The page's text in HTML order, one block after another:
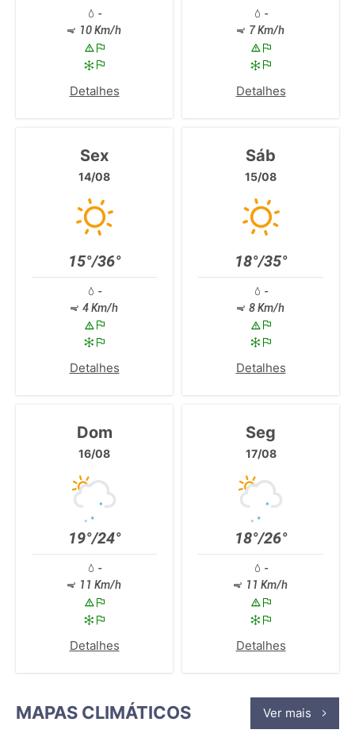
-
10 Km/h
Detalhes
-
7 Km/h
Detalhes
Sex
14/08
15°/36°
-
4 Km/h
Detalhes
Sáb
15/08
18°/35°
-
8 Km/h
Detalhes
Dom
16/08
19°/24°
-
11 Km/h
Detalhes
Seg
17/08
18°/26°
-
11 Km/h
Detalhes
MAPAS CLIMÁTICOS Ver mais